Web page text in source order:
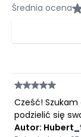
Średnia ocena
Cześć!
podzielić się
Autor: